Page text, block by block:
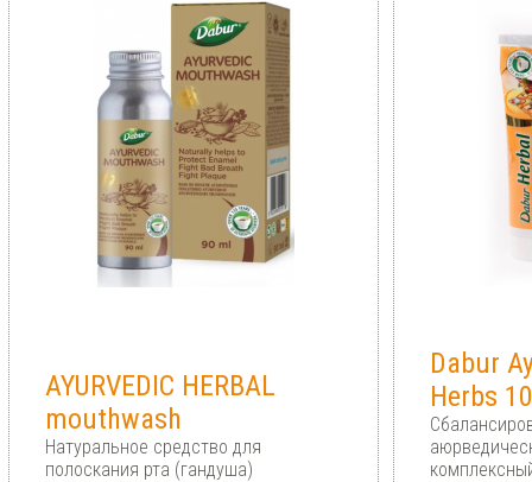
AYURVEDIC HERBAL
mouthwash
Натуральное средство для
полоскания рта (гандуша)
Dabur
Herbs